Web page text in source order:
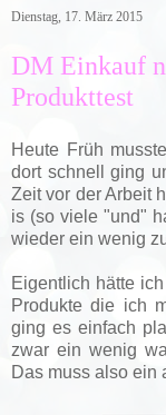
Dienstag, 17. März 2015
DM Einkauf
Produkttest
Heute Früh
dort schnell ging
Zeit vor der Arbeit
is (so viele "und"
wieder ein wenig
Eigentlich hätte
Produkte die ich
ging es einfach
zwar ein wenig
Das muss also ein